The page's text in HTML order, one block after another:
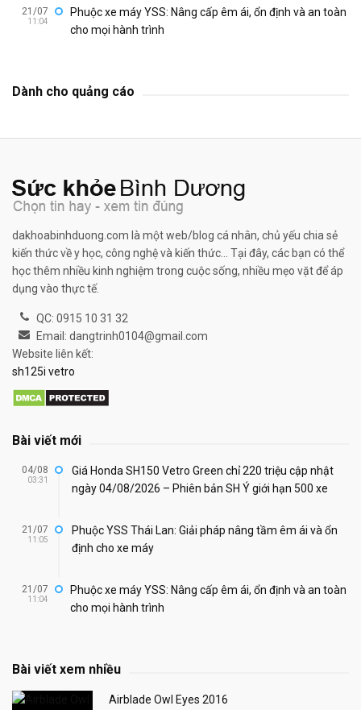
21/07
11:04
Phuộc xe máy YSS: Nâng cấp êm ái, ổn định và an toàn
cho mọi hành trình
Dành cho quảng cáo
dakhoabinhduong.com là một web/blog cá nhân, chủ yếu chia sẻ
kiến thức về y học, công nghệ và kiến thức... Tại đây, các bạn có thể
học thêm nhiều kinh nghiệm trong cuộc sống, nhiều mẹo vặt để áp
dụng vào thực tế.
QC: 0915 10 31 32
Email: dangtrinh0104@gmail.com
Website liên kết:
sh125i vetro
Bài viết mới
04/08
03:31
Giá Honda SH150 Vetro Green chỉ 220 triệu cập nhật
ngày 04/08/2026 – Phiên bản SH Ý giới hạn 500 xe
21/07
11:05
Phuộc YSS Thái Lan: Giải pháp nâng tầm êm ái và ổn
định cho xe máy
21/07
11:04
Phuộc xe máy YSS: Nâng cấp êm ái, ổn định và an toàn
cho mọi hành trình
Bài viết xem nhiều
Airblade Owl Eyes 2016